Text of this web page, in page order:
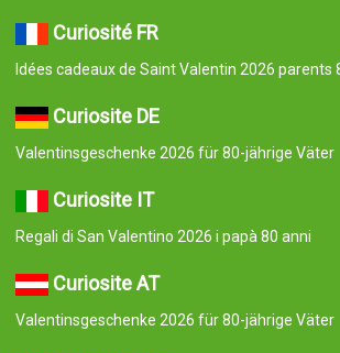
Curiosité FR
Idées cadeaux de Saint Valentin 2026 parents
Curiosite DE
Valentinsgeschenke 2026 für 80-jährige Väter
Curiosite IT
Regali di San Valentino 2026 i papà 80 anni
Curiosite AT
Valentinsgeschenke 2026 für 80-jährige Väter